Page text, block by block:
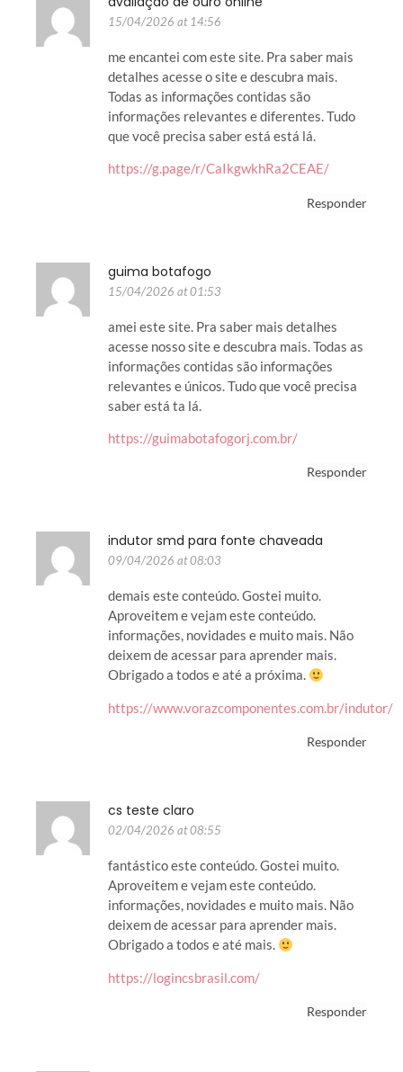
15/04/2026 at 14:56
me encantei com este site. Pra saber mais
detalhes acesse o site e descubra mais.
Todas as informações contidas são
informações relevantes e diferentes. Tudo
que você precisa saber está está lá.
https://g.page/r/CaIkgwkhRa2CEAE/
Responder
guima botafogo
15/04/2026 at 01:53
amei este site. Pra saber mais detalhes
acesse nosso site e descubra mais. Todas as
informações contidas são informações
relevantes e únicos. Tudo que você precisa
saber está ta lá.
https://guimabotafogorj.com.br/
Responder
indutor smd para fonte chaveada
09/04/2026 at 08:03
demais este conteúdo. Gostei muito.
Aproveitem e vejam este conteúdo.
informações, novidades e muito mais. Não
deixem de acessar para aprender mais.
Obrigado a todos e até a próxima.
https://www.vorazcomponentes.com.br/indutor/
Responder
cs teste claro
02/04/2026 at 08:55
fantástico este conteúdo. Gostei muito.
Aproveitem e vejam este conteúdo.
informações, novidades e muito mais. Não
deixem de acessar para aprender mais.
Obrigado a todos e até mais.
https://logincsbrasil.com/
Responder